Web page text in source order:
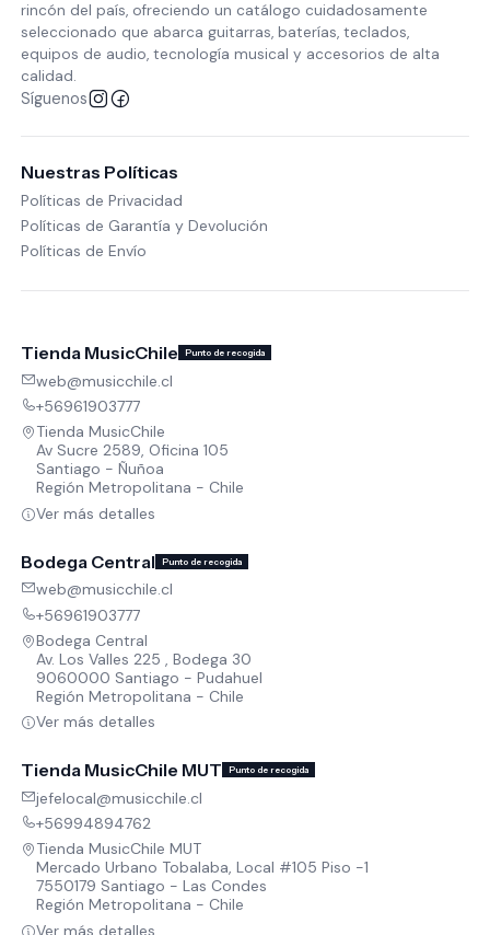
rincón del país, ofreciendo un catálogo cuidadosamente
seleccionado que abarca guitarras, baterías, teclados,
equipos de audio, tecnología musical y accesorios de alta
calidad.
Síguenos
Nuestras Políticas
Políticas de Privacidad
Políticas de Garantía y Devolución
Políticas de Envío
Tienda MusicChile Punto de recogida
web@musicchile.cl
+56961903777
Tienda MusicChile
Av Sucre 2589, Oficina 105
Santiago - Ñuñoa
Región Metropolitana - Chile
Ver más detalles
Bodega Central Punto de recogida
web@musicchile.cl
+56961903777
Bodega Central
Av. Los Valles 225 , Bodega 30
9060000 Santiago - Pudahuel
Región Metropolitana - Chile
Ver más detalles
Tienda MusicChile MUT Punto de recogida
jefelocal@musicchile.cl
+56994894762
Tienda MusicChile MUT
Mercado Urbano Tobalaba, Local #105 Piso -1
7550179 Santiago - Las Condes
Región Metropolitana - Chile
Ver más detalles